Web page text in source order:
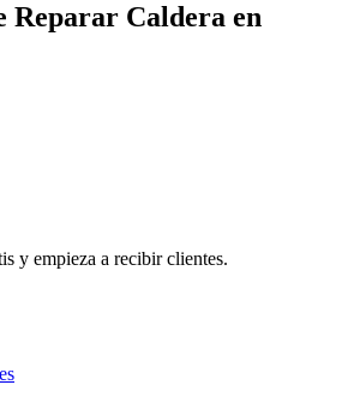
Reparar Caldera en
y empieza a recibir clientes.